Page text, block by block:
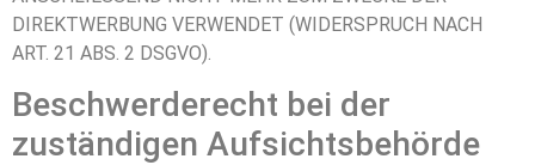
DIREKTWERBUNG VERWENDET (WIDERSPRUCH NACH
ART. 21 ABS. 2 DSGVO).
Beschwerde­recht bei der
zuständigen Aufsichts­behörde